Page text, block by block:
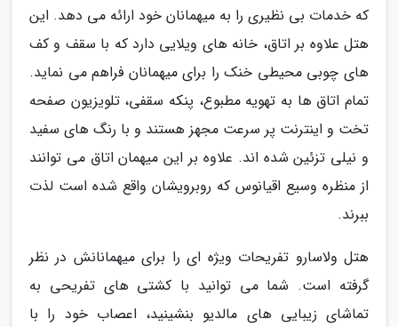
که خدمات بی نظیری را به میهمانان خود ارائه می دهد. این
هتل علاوه بر اتاق، خانه های ویلایی دارد که با سقف و کف
های چوبی محیطی خنک را برای میهمانان فراهم می نماید.
تمام اتاق ها به تهویه مطبوع، پنکه سقفی، تلویزیون صفحه
تخت و اینترنت پر سرعت مجهز هستند و با رنگ های سفید
و نیلی تزئین شده اند. علاوه بر این میهمان اتاق می توانند
از منظره وسیع اقیانوس که روبرویشان واقع شده است لذت
ببرند.
هتل ولاسارو تفریحات ویژه ای را برای میهمانانش در نظر
گرفته است. شما می توانید با کشتی های تفریحی به
تماشای زیبایی های مالدیو بنشینید، اعصاب خود را با